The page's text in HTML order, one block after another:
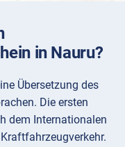
in Nauru?
Übersetzung des
Die ersten
dem Internationalen